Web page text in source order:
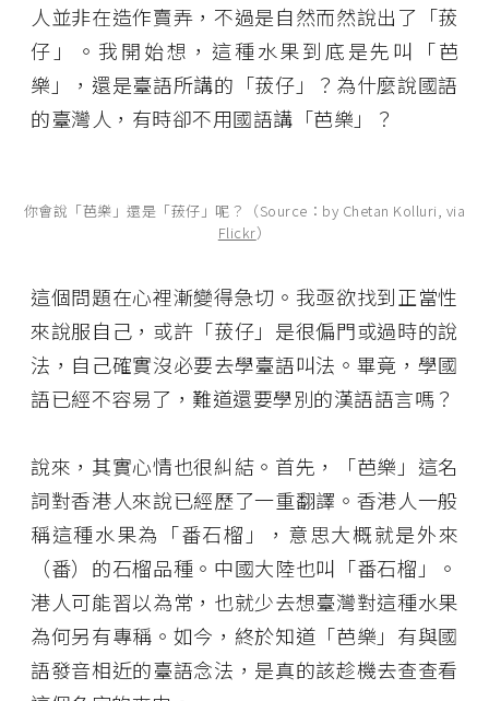
人並非在造作賣弄，不過是自然而然說出了「菝
仔」。我開始想，這種水果到底是先叫「芭
樂」，還是臺語所講的「菝仔」？為什麼說國語
的臺灣人，有時卻不用國語講「芭樂」？
你會說「芭樂」還是「菝仔」呢？（Source：by Chetan Kolluri, via
Flickr）
這個問題在心裡漸變得急切。我亟欲找到正當性
來說服自己，或許「菝仔」是很偏門或過時的說
法，自己確實沒必要去學臺語叫法。畢竟，學國
語已經不容易了，難道還要學別的漢語語言嗎？
說來，其實心情也很糾結。首先，「芭樂」這名
詞對香港人來說已經歷了一重翻譯。香港人一般
稱這種水果為「番石榴」，意思大概就是外來
（番）的石榴品種。中國大陸也叫「番石榴」。
港人可能習以為常，也就少去想臺灣對這種水果
為何另有專稱。如今，終於知道「芭樂」有與國
語發音相近的臺語念法，是真的該趁機去查查看